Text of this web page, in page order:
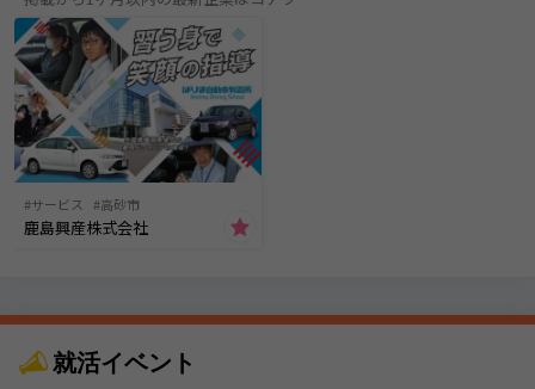
サービス 高砂市
鹿島興産株式会社
就活イベント